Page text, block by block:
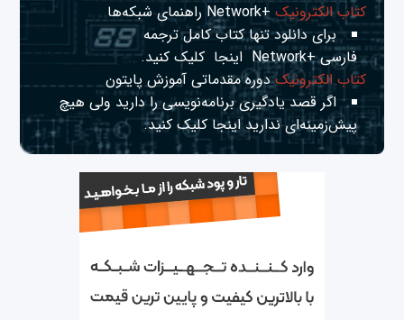
کتاب الکترونیک+Network راهنمای شبکه‌ها
برای دانلود تنها کتاب کامل ترجمه
فارسی +Network
اینجا کلیک کنید.
کتاب الکترونیکدوره مقدماتی آموزش پایتون
اگر قصد یادگیری برنامه‌نویسی را دارید ولی هیچ
پیش‌زمینه‌ای نداریداینجا کلیک کنید.